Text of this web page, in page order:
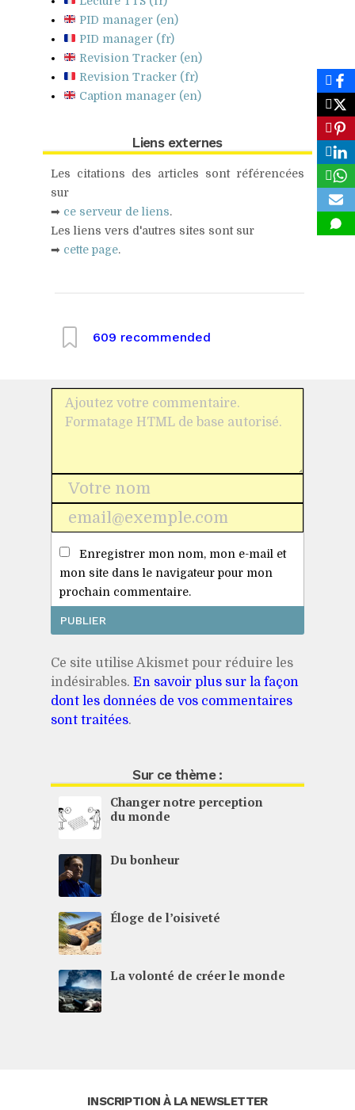
PID manager (en)
PID manager (fr)
Revision Tracker (en)
Revision Tracker (fr)
Caption manager (en)
Liens externes
Les citations des articles sont référencées
sur
➡ ce serveur de liens.
Les liens vers d'autres sites sont sur
➡ cette page.
609 recommended
Nom
E-
mailEnregistrer mon nom, mon e-mail et
mon site dans le navigateur pour mon
prochain commentaire.
Ce site utilise Akismet pour réduire les
indésirables. En savoir plus sur la façon
dont les données de vos commentaires
sont traitées.
Sur ce thème :
Changer notre perception
du monde
Du bonheur
Éloge de l’oisiveté
La volonté de créer le monde
INSCRIPTION À LA NEWSLETTER